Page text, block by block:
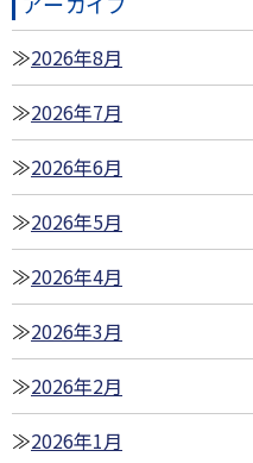
2026年8月
2026年7月
2026年6月
2026年5月
2026年4月
2026年3月
2026年2月
2026年1月